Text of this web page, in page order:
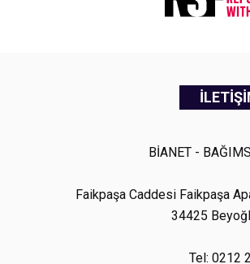
BİANET -
Faikpaşa Caddesi Faikpaşa
34425
Tel: 0212